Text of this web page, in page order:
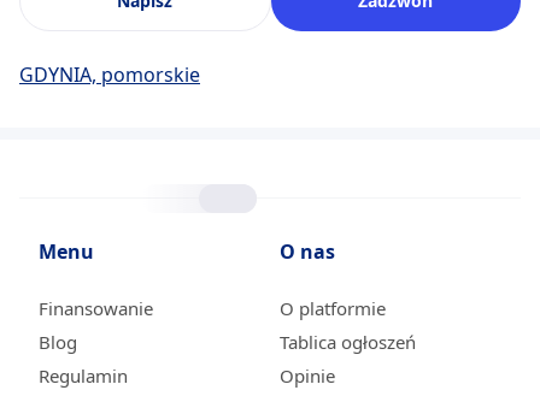
GDYNIA, pomorskie
Menu
Finansowanie
Blog
Regulamin
O nas
O platformie
Tablica ogłoszeń
Opinie